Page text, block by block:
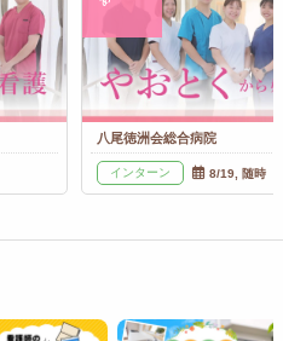
八尾徳洲会総合病院
インターン 8/19, 随時